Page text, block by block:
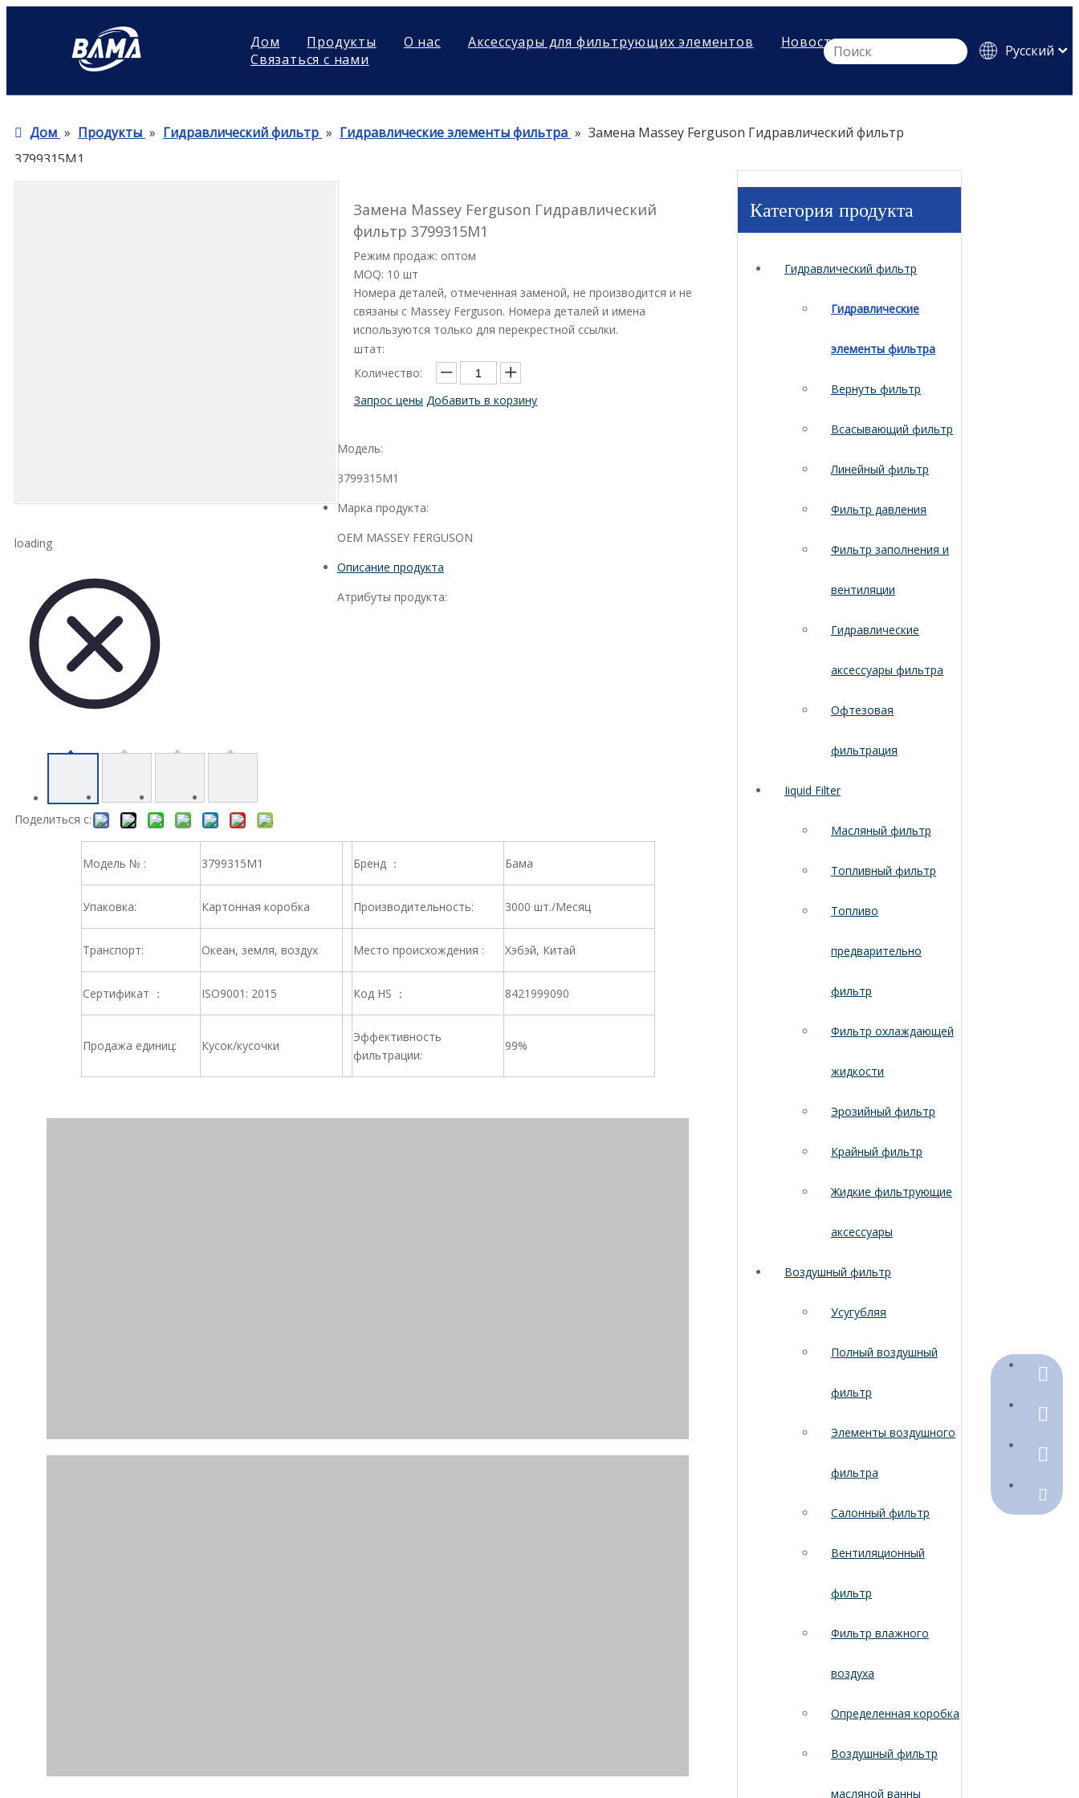
Дом Продукты О нас Аксессуары для фильтрующих элементов
Новости
Связаться с нами
Pусский
Дом » Продукты » Гидравлический фильтр » Гидравлические элементы фильтра » Замена Massey Ferguson Гидравлический фильтр
3799315M1
loading
Поделиться с:
Замена Massey Ferguson Гидравлический
фильтр 3799315M1
Режим продаж: оптом
MOQ: 10 шт
Номера деталей, отмеченная заменой, не производится и не
связаны с Massey Ferguson. Номера деталей и имена
используются только для перекрестной ссылки.
штат:
Количество:
Запрос цены Добавить в корзину
Модель:
3799315M1
Марка продукта:
OEM MASSEY FERGUSON
Описание продукта
Атрибуты продукта:
Модель № : 3799315M1 Бренд ： Бама
Упаковка: Картонная коробка Производительность: 3000 шт./Месяц
Транспорт: Океан, земля, воздух Место происхождения : Хэбэй, Китай
Сертификат ： ISO9001: 2015 Код HS ： 8421999090
Продажа единиц: Кусок/кусочки
Эффективность
фильтрации:
99%
Категория продукта
Гидравлический фильтр
Гидравлические
элементы фильтра
Вернуть фильтр
Всасывающий фильтр
Линейный фильтр
Фильтр давления
Фильтр заполнения и
вентиляции
Гидравлические
аксессуары фильтра
Офтезовая
фильтрация
Iiquid Filter
Масляный фильтр
Топливный фильтр
Топливо
предварительно
фильтр
Фильтр охлаждающей
жидкости
Эрозийный фильтр
Крайный фильтр
Жидкие фильтрующие
аксессуары
Воздушный фильтр
Усугубляя
Полный воздушный
фильтр
Элементы воздушного
фильтра
Салонный фильтр
Вентиляционный
фильтр
Фильтр влажного
воздуха
Определенная коробка
Воздушный фильтр
масляной ванны
+86-